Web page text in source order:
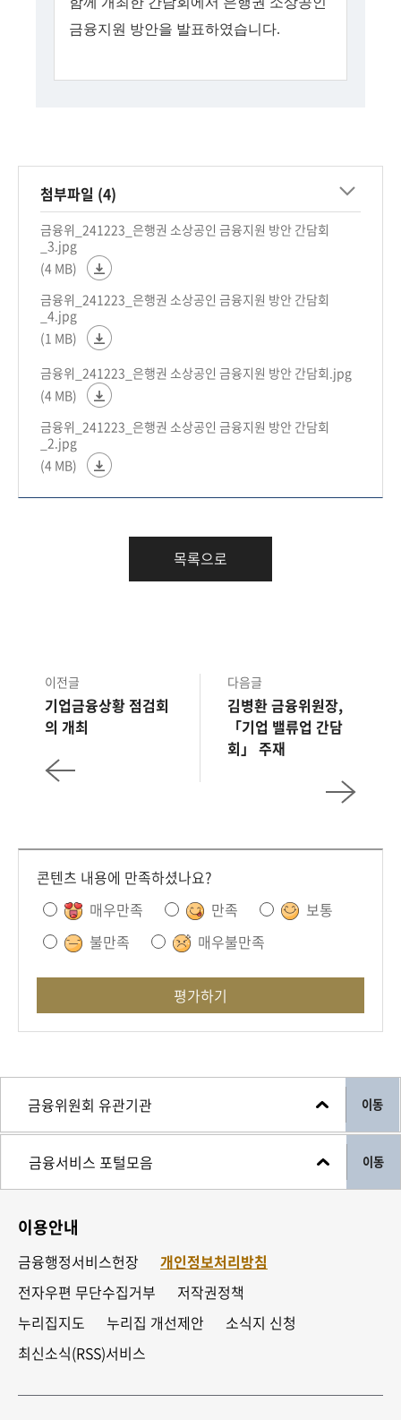
금융지원 방안을 발표하였습니다.
첨부파일 (4)
금융위_241223_은행권 소상공인 금융지원 방안 간담회
_3.jpg
(4 MB)
금융위_241223_은행권 소상공인 금융지원 방안 간담회
_4.jpg
(1 MB)
금융위_241223_은행권 소상공인 금융지원 방안 간담회.jpg
(4 MB)
금융위_241223_은행권 소상공인 금융지원 방안 간담회
_2.jpg
(4 MB)
목록으로
이전글
기업금융상황 점검회
의 개최
다음글
김병환 금융위원장,
「기업 밸류업 간담
회」 주재
콘텐츠 내용에 만족하셨나요?
매우만족
만족
보통
불만족
매우불만족
평가하기
이동
이동
이용안내
금융행정서비스헌장
개인정보처리방침
전자우편 무단수집거부
저작권정책
누리집지도
누리집 개선제안
소식지 신청
최신소식(RSS)서비스